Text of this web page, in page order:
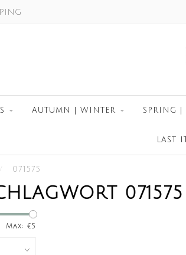
AUTUMN | WINTER SPRING |
LAST
071575
071575
Max: €5